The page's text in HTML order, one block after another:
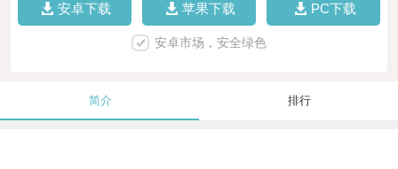
安卓下载 苹果下载 PC下载
安卓市场，安全绿色
简介 排行